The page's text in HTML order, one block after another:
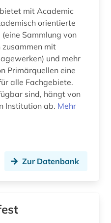
mit Academic
orientierte
Sammlung von
mit
und mehr
Primärquellen eine
alle Fachgebiete.
sind, hängt von
Institution ab. Mehr
Zur Datenbank